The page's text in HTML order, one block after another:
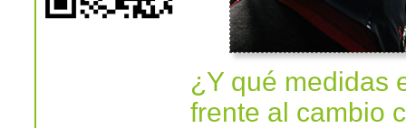
¿Y qué medidas
frente al cambio